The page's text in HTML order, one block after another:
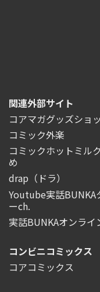
関連外部サイト
コアマガグッズショ
コミック外楽
コミックホットミル
め
drap（ドラ）
Youtube実話BUNKA
ーch.
実話BUNKAオンライ
コンビニコミックス
コアコミックス